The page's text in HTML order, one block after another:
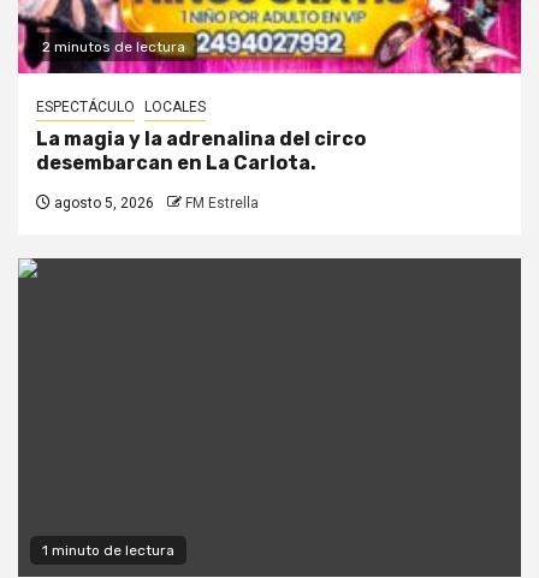
2 minutos de lectura
ESPECTÁCULO LOCALES
La magia y la adrenalina del circo
desembarcan en La Carlota.
agosto 5, 2026 FM Estrella
1 minuto de lectura